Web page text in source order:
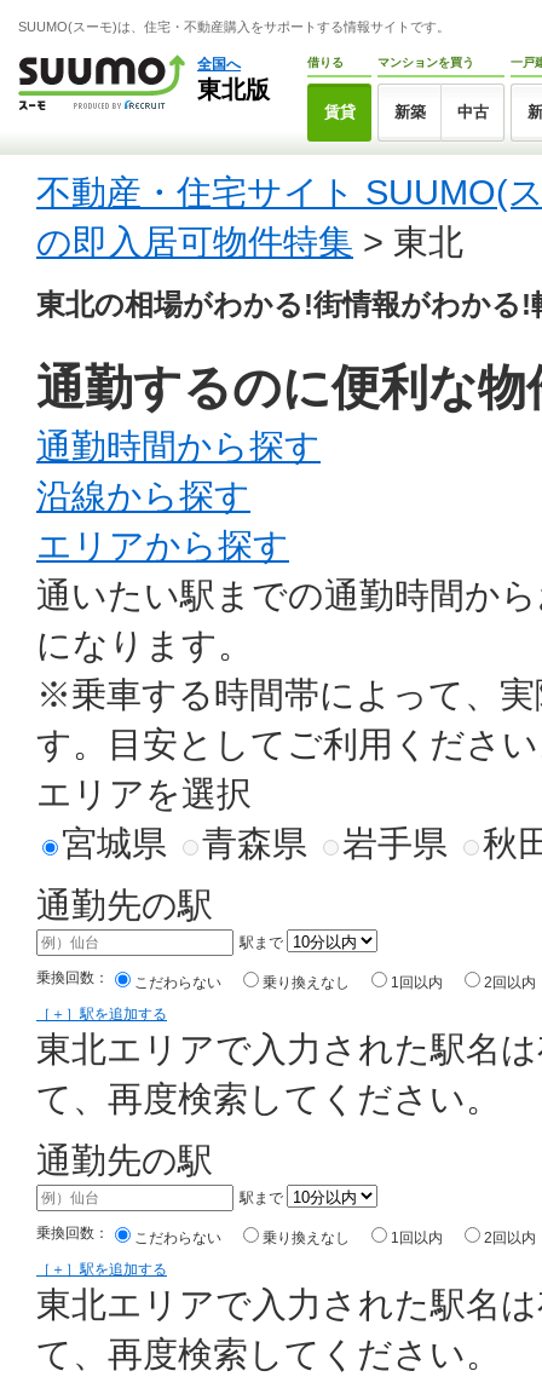
SUUMO(スーモ)は、住宅・不動産購入をサポートする情報サイトです。
全国へ
東北版
借りる
賃貸
マンションを買う
新築 中古
一戸
不動産・住宅サイト SUUMO(
の即入居可物件特集 > 東北
東北の相場がわかる!街情報がわかる
通勤するのに便利な
通勤時間から探す
沿線から探す
エリアから探す
通いたい駅までの通勤時間か
になります。
※乗車する時間帯によって、
す。目安としてご利用くださ
エリアを選択
宮城県
青森県 岩手県
秋
通勤先の駅
駅まで
乗換回数： こだわらない 乗り換えなし 1回以内
2回以内
［＋］駅を追加する
東北エリアで入力された駅名
て、再度検索してください。
通勤先の駅
駅まで
乗換回数： こだわらない 乗り換えなし 1回以内
2回以内
［＋］駅を追加する
東北エリアで入力された駅名
て、再度検索してください。